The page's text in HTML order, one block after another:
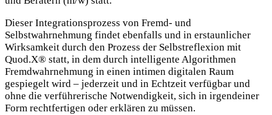
Dieser Integrationsprozess von Fremd- und
Selbstwahrnehmung findet ebenfalls und in erstaunlicher
Wirksamkeit durch den Prozess der Selbstreflexion mit
Quod.X® statt, in dem durch intelligente Algorithmen
Fremdwahrnehmung in einen intimen digitalen Raum
gespiegelt wird – jederzeit und in Echtzeit verfügbar und
ohne die verführerische Notwendigkeit, sich in irgendeiner
Form rechtfertigen oder erklären zu müssen.